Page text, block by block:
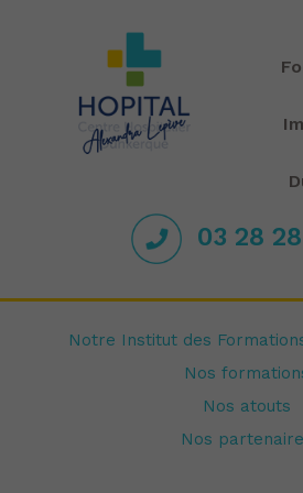
03 28
Notre Institut des
Nos
Nos atouts
Nos